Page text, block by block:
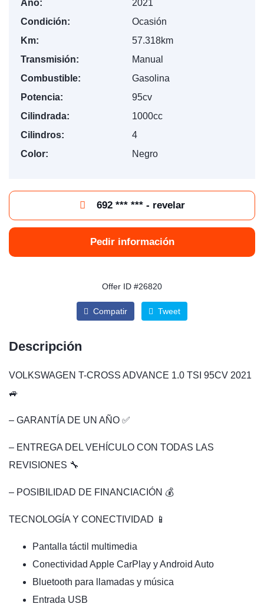
Año:
2021
Condición:
Ocasión
Km:
57.318km
Transmisión:
Manual
Combustible:
Gasolina
Potencia:
95cv
Cilindrada:
1000cc
Cilindros:
4
Color:
Negro
692 *** *** - revelar
Pedir información
Offer ID #26820
Compatir Tweet
Descripción
VOLKSWAGEN T-CROSS ADVANCE 1.0 TSI 95CV 2021
🚙
– GARANTÍA DE UN AÑO ✅
– ENTREGA DEL VEHÍCULO CON TODAS LAS
REVISIONES 🔧
– POSIBILIDAD DE FINANCIACIÓN 💰
TECNOLOGÍA Y CONECTIVIDAD 📱
Pantalla táctil multimedia
Conectividad Apple CarPlay y Android Auto
Bluetooth para llamadas y música
Entrada USB